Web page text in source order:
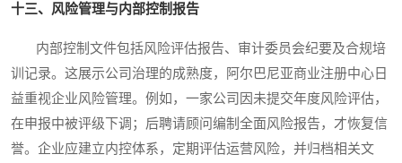
十三、风险管理与内部控制报告
内部控制文件包括风险评估报告、审计委员会纪要及合规培
训记录。这展示公司治理的成熟度，阿尔巴尼亚商业注册中心日
益重视企业风险管理。例如，一家公司因未提交年度风险评估，
在申报中被评级下调；后聘请顾问编制全面风险报告，才恢复信
誉。企业应建立内控体系，定期评估运营风险，并归档相关文